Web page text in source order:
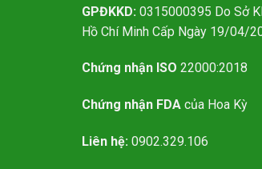
GPĐKKD: 0315000395 Do Sở
Hồ Chí Minh Cấp Ngày 19/04/
Chứng nhận ISO 22000:2018
Chứng nhận FDA của Hoa Kỳ
Liên hệ: 0902.329.106